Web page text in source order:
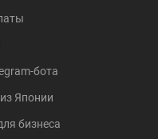
бота
Японии
бизнеса